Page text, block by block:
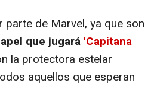
de Marvel, ya que son
que jugará 'Capitana
la protectora estelar
aquellos que esperan